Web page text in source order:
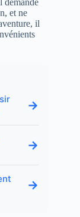
demande
et ne
il
→
→
→